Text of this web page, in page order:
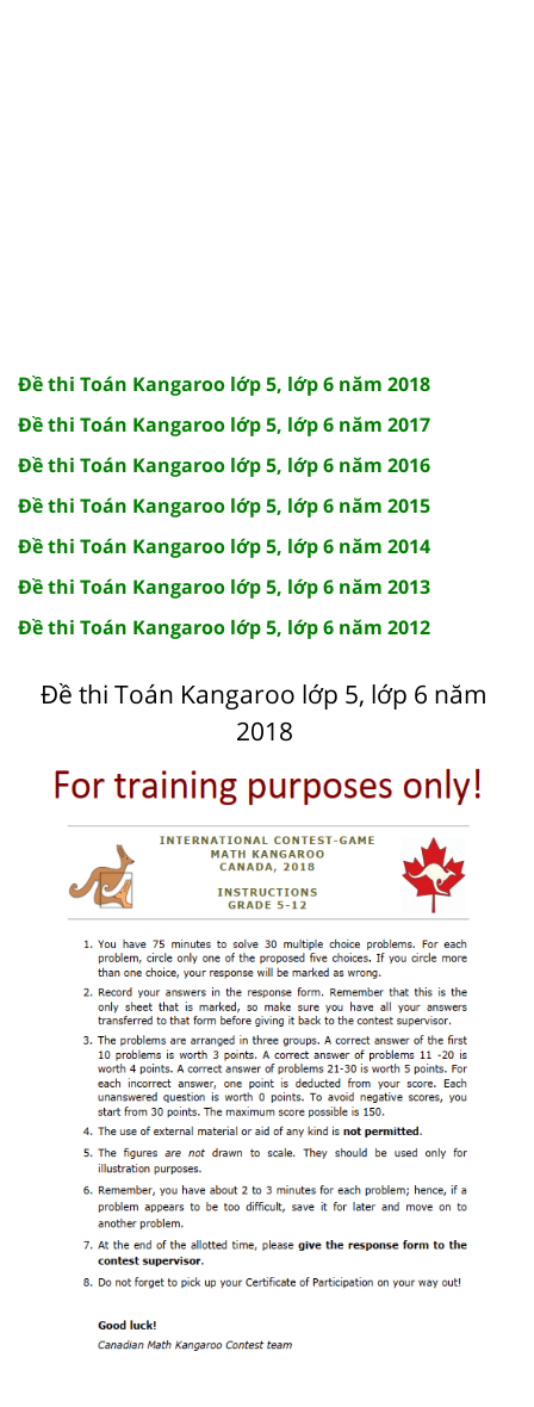
Đề thi Toán Kangaroo lớp 5, lớp 6 năm 2018
Đề thi Toán Kangaroo lớp 5, lớp 6 năm 2017
Đề thi Toán Kangaroo lớp 5, lớp 6 năm 2016
Đề thi Toán Kangaroo lớp 5, lớp 6 năm 2015
Đề thi Toán Kangaroo lớp 5, lớp 6 năm 2014
Đề thi Toán Kangaroo lớp 5, lớp 6 năm 2013
Đề thi Toán Kangaroo lớp 5, lớp 6 năm 2012
Đề thi Toán Kangaroo lớp 5, lớp 6 năm
2018